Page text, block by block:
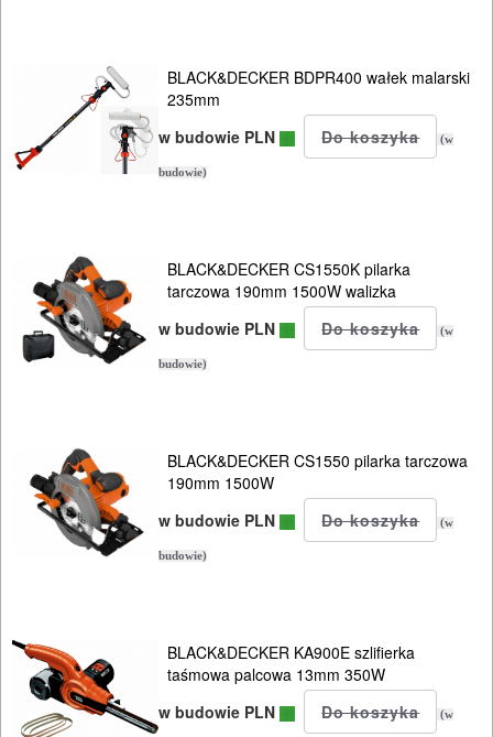
SIECIOWE
ELEKTRONARZĘDZIA
AKUMULATOROWE
AKCESORIA
DO
ELEKTRONARZĘDZI
TRANSPORTOWANIE
POMIAROWE
BLACK&DECKER BDPR400 wałek malarski
235mm
w budowie PLN
(w
budowie)
BLACK&DECKER CS1550K pilarka
tarczowa 190mm 1500W walizka
w budowie PLN
(w
budowie)
BLACK&DECKER CS1550 pilarka tarczowa
190mm 1500W
w budowie PLN
(w
budowie)
BLACK&DECKER KA900E szlifierka
taśmowa palcowa 13mm 350W
w budowie PLN
(w